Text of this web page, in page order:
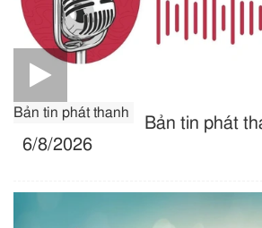
Bản tin phát thanh
Bản tin phát
6/8/2026